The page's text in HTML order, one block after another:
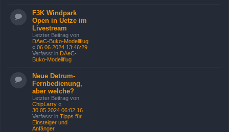
F3K Windpark
Open in Uetze im
Livestream
Letzter Beitrag von
DAeC-Buko-Modellflug
« 06.06.2024 13:46:29
Verfasst in DAeC-
Buko-Modellflug
Neue Detrum-
Fernbedienung,
aber welche?
Letzter Beitrag von
ChipLarry «
30.05.2024 06:02:16
Verfasst in Tipps für
Einsteiger und
Anfänger